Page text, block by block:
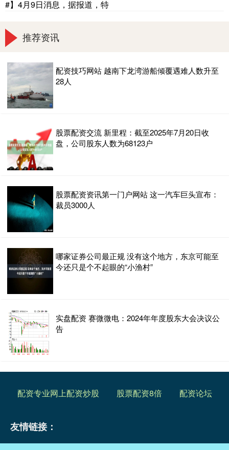
#】4月9日消息，据报道，特
推荐资讯
配资技巧网站 越南下龙湾游船倾覆遇难人数升至
28人
股票配资交流 新里程：截至2025年7月20日收
盘，公司股东人数为68123户
股票配资资讯第一门户网站 这一汽车巨头宣布：
裁员3000人
哪家证券公司最正规 没有这个地方，东京可能至
今还只是个不起眼的“小渔村”
实盘配资 赛微微电：2024年年度股东大会决议公
告
配资专业网上配资炒股 股票配资8倍 配资论坛
友情链接：